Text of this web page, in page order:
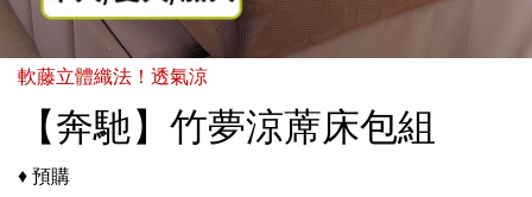
軟藤立體織法！透氣涼
【奔馳】竹夢涼蓆床包組
♦ 預購